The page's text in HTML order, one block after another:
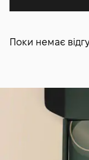
Поки немає